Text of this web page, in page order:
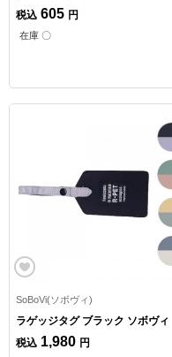
税込 605 円
在庫 〇
SoBoVi(ソボヴィ)
ラゲッジタグ ブラック ソボヴィ
税込 1,980 円